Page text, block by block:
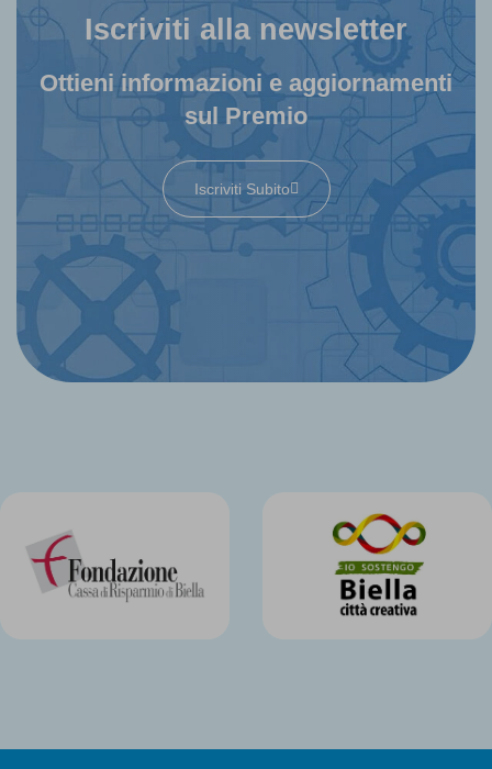
Iscriviti alla newsletter
Ottieni informazioni e aggiornamenti
sul Premio
Iscriviti Subito